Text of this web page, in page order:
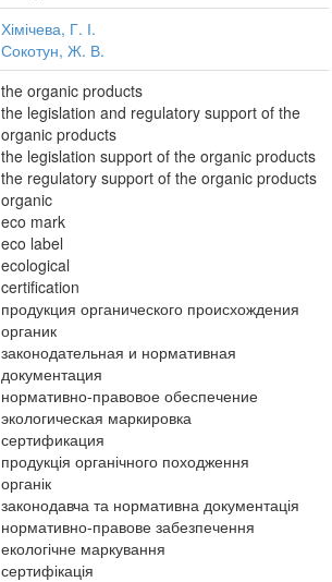
Хімічева, Г. І.
Сокотун, Ж. В.
the organic products
the legislation and regulatory support of the
organic products
the legislation support of the organic products
the regulatory support of the organic products
organic
eco mark
eco label
ecological
certification
продукция органического происхождения
органик
законодательная и нормативная
документация
нормативно-правовое обеспечение
экологическая маркировка
сертификация
продукція органічного походження
органік
законодавча та нормативна документація
нормативно-правове забезпечення
екологічне маркування
сертифікація